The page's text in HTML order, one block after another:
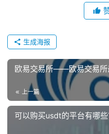
生成海报
欧易交易所——欧易交易所
上一篇
可以购买usdt的平台有哪些